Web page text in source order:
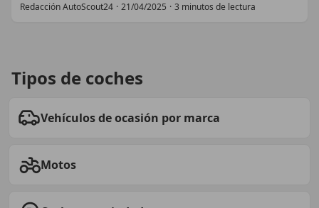
Redacción AutoScout24 · 21/04/2025 · 3 minutos de lectura
Tipos de coches
Vehículos de ocasión por marca
Motos